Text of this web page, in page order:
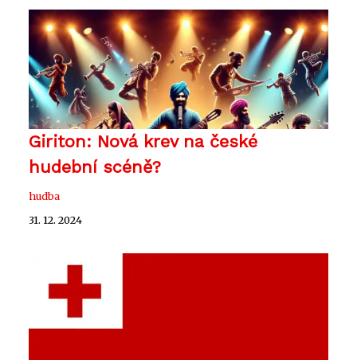
Giriton: Nová krev na české
hudební scéně?
hudba
31. 12. 2024